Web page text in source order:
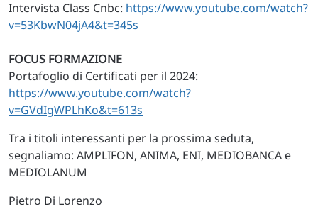
Intervista Class Cnbc: https://www.youtube.com/watch?
v=53KbwN04jA4&t=345s
FOCUS FORMAZIONE
Portafoglio di Certificati per il 2024:
https://www.youtube.com/watch?
v=GVdIgWPLhKo&t=613s
Tra i titoli interessanti per la prossima seduta,
segnaliamo: AMPLIFON, ANIMA, ENI, MEDIOBANCA e
MEDIOLANUM
Pietro Di Lorenzo